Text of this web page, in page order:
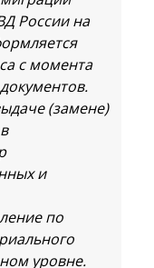
России на
с момента
(замене)
и
по
уровне.